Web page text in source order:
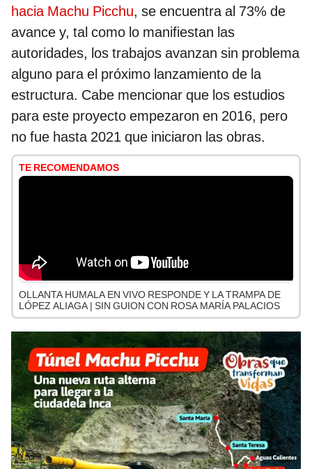
hacia Machu Picchu, se encuentra al 73% de
avance y, tal como lo manifiestan las
autoridades, los trabajos avanzan sin problema
alguno para el próximo lanzamiento de la
estructura. Cabe mencionar que los estudios
para este proyecto empezaron en 2016, pero
no fue hasta 2021 que iniciaron las obras.
TE RECOMENDAMOS
OLLANTA HUMALA EN VIVO RESPONDE Y LA TRAMPA DE
LÓPEZ ALIAGA | SIN GUION CON ROSA MARÍA PALACIOS